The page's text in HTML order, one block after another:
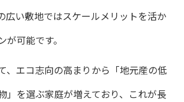
広い敷地ではスケールメリットを活か
が可能です。
、エコ志向の高まりから「地元産の低
」を選ぶ家庭が増えており、これが長